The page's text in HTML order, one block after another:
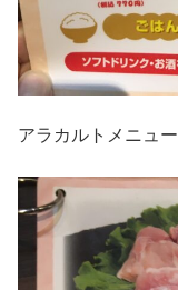
アラカルトメニュー